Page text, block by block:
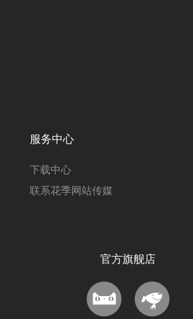
服务中心
下载中心
联系花季网站传媒
官方旗舰店